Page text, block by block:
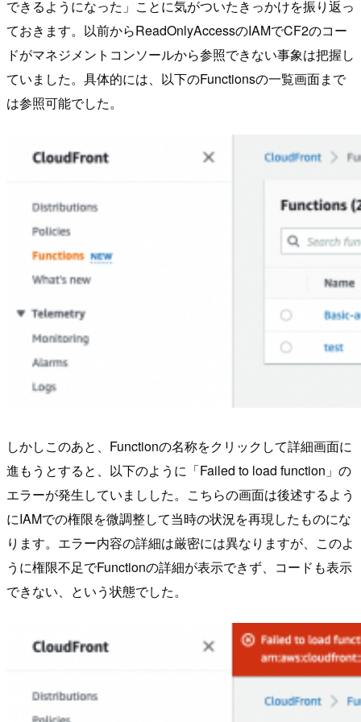
できるようになった」ことに気がついたきっかけを振り返っ
ておきます。以前からReadOnlyAccessのIAMでCF2のコー
ドがマネジメントコンソールから参照できない事象は把握し
ていました。具体的には、以下のFunctionsの一覧画面まで
は参照可能でした。
しかしこのあと、Functionの名称をクリックして詳細画面に
進もうとすると、以下のように「Failed to load function」の
エラーが発生していましした。こちらの画面は後述するよう
にIAMでの権限を微調整して当時の状況を再現したものにな
ります。エラー内容の詳細は厳密には異なりますが、このよ
うに権限不足でFunctionの詳細が表示できず、コードも表示
できない、という状態でした。